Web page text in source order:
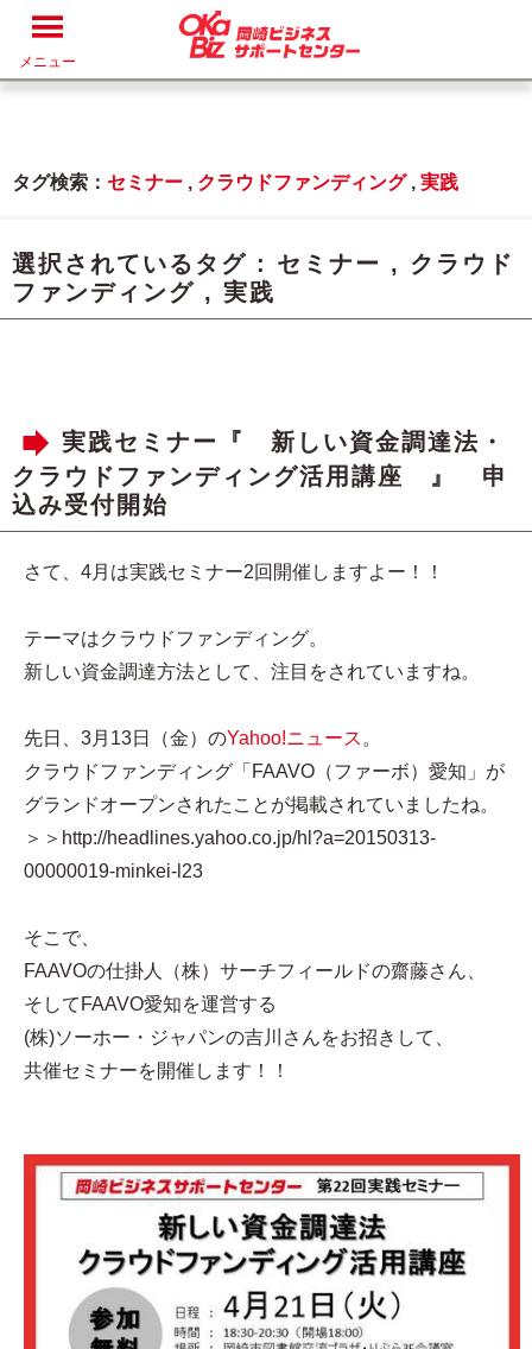
メニュー
タグ検索： セミナー , クラウドファンディング, 実践
選択されているタグ : セミナー , クラウド
ファンディング , 実践
実践セミナー『 新しい資金調達法・
クラウドファンディング活用講座 』 申
込み受付開始
さて、4月は実践セミナー2回開催しますよー！！
テーマはクラウドファンディング。
新しい資金調達方法として、注目をされていますね。
先日、3月13日（金）のYahoo!ニュース 。
クラウドファンディング「FAAVO（ファーボ）愛知」が
グランドオープンされたことが掲載されていましたね。
＞＞http://headlines.yahoo.co.jp/hl?a=20150313-
00000019-minkei-l23
そこで、
FAAVOの仕掛人（株）サーチフィールドの齋藤さん、
そしてFAAVO愛知を運営する
(株)ソーホー・ジャパンの吉川さんをお招きして、
共催セミナーを開催します！！